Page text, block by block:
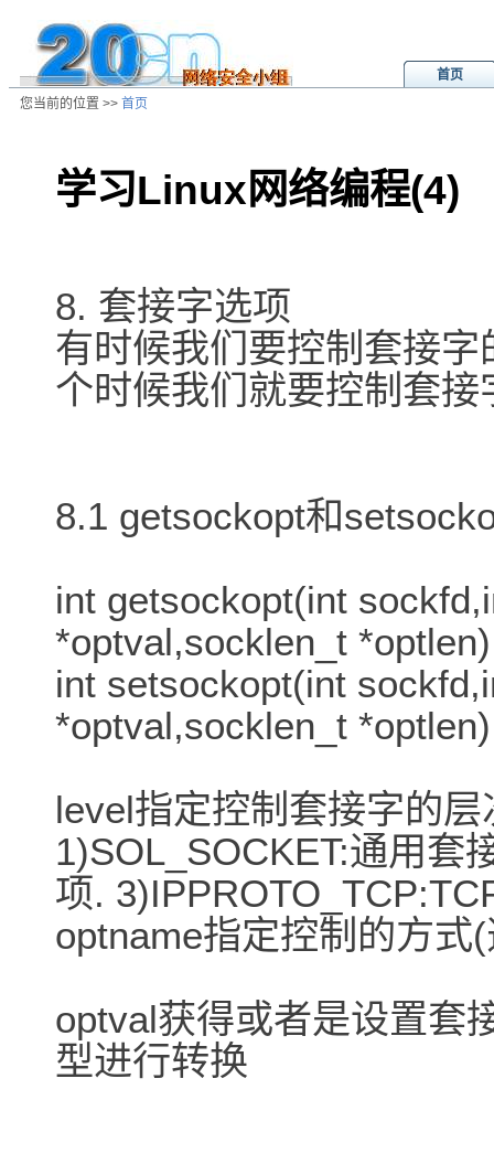
首页
您当前的位置 >> 首页
学习Linux网络编程(4)
8. 套接字选项
有时候我们要控制套接
个时候我们就要控制套接
8.1 getsockopt和
int getsockopt(int
*optval,socklen_t *optlen)
int setsockopt(int
*optval,socklen_t *optlen)
level指定控制套接字的
1)SOL_SOCKET:通用套
项.
optname指定控制的方式
optval获得或者是设置套
型进行转换